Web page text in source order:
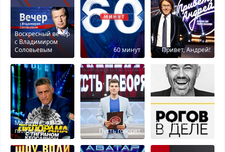
Воскресный вечер
с Владимиром
Соловьевым
60 минут Привет, Андрей!
Международная
пилорама
Пусть говорят
Рогов в деле 4
сезон